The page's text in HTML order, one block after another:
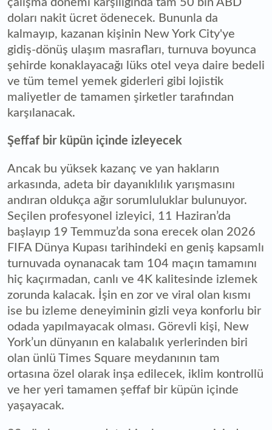
doları nakit ücret ödenecek. Bununla da
kalmayıp, kazanan kişinin New York City'ye
gidiş-dönüş ulaşım masrafları, turnuva boyunca
şehirde konaklayacağı lüks otel veya daire bedeli
ve tüm temel yemek giderleri gibi lojistik
maliyetler de tamamen şirketler tarafından
karşılanacak.
Şeffaf bir küpün içinde izleyecek
Ancak bu yüksek kazanç ve yan hakların
arkasında, adeta bir dayanıklılık yarışmasını
andıran oldukça ağır sorumluluklar bulunuyor.
Seçilen profesyonel izleyici, 11 Haziran’da
başlayıp 19 Temmuz’da sona erecek olan 2026
FIFA Dünya Kupası tarihindeki en geniş kapsamlı
turnuvada oynanacak tam 104 maçın tamamını
hiç kaçırmadan, canlı ve 4K kalitesinde izlemek
zorunda kalacak. İşin en zor ve viral olan kısmı
ise bu izleme deneyiminin gizli veya konforlu bir
odada yapılmayacak olması. Görevli kişi, New
York’un dünyanın en kalabalık yerlerinden biri
olan ünlü Times Square meydanının tam
ortasına özel olarak inşa edilecek, iklim kontrollü
ve her yeri tamamen şeffaf bir küpün içinde
yaşayacak.